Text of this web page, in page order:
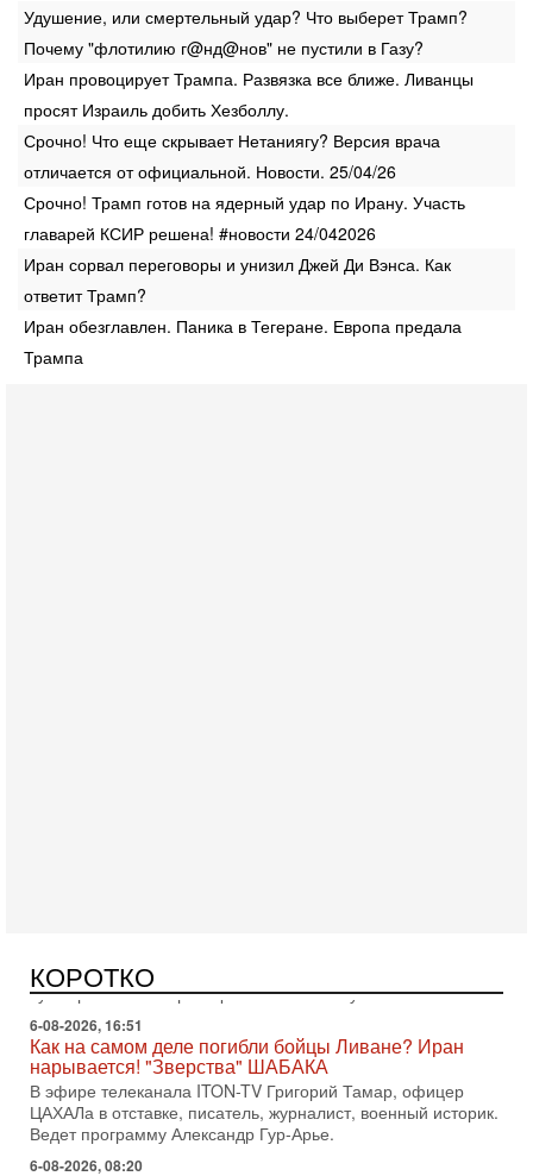
Удушение, или смертельный удар? Что выберет Трамп?
Почему "флотилию г@нд@нов" не пустили в Газу?
Иран провоцирует Трампа. Развязка все ближе. Ливанцы
просят Израиль добить Хезболлу.
Срочно! Что еще скрывает Нетаниягу? Версия врача
отличается от официальной. Новости. 25/04/26
Срочно! Трамп готов на ядерный удар по Ирану. Участь
главарей КСИР решена! #новости 24/042026
Иран сорвал переговоры и унизил Джей Ди Вэнса. Как
ответит Трамп?
Иран обезглавлен. Паника в Тегеране. Европа предала
Трампа
КОРОТКО
АХИ «Дракон» (Drakon), которая уже стала самой дорогой
субмариной в истории ЦАХАЛ. Но почему её
6-08-2026, 16:51
Как на самом деле погибли бойцы Ливане? Иран
нарывается! "Зверства" ШАБАКА
В эфире телеканала ITON-TV Григорий Тамар, офицер
ЦАХАЛа в отставке, писатель, журналист, военный историк.
Ведет программу Александр Гур-Арье.
6-08-2026, 08:20